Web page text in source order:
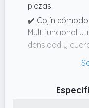
piezas.
✔️ Cojín
Multifuncional
densidad y
las
antideslizante,
experiencia de